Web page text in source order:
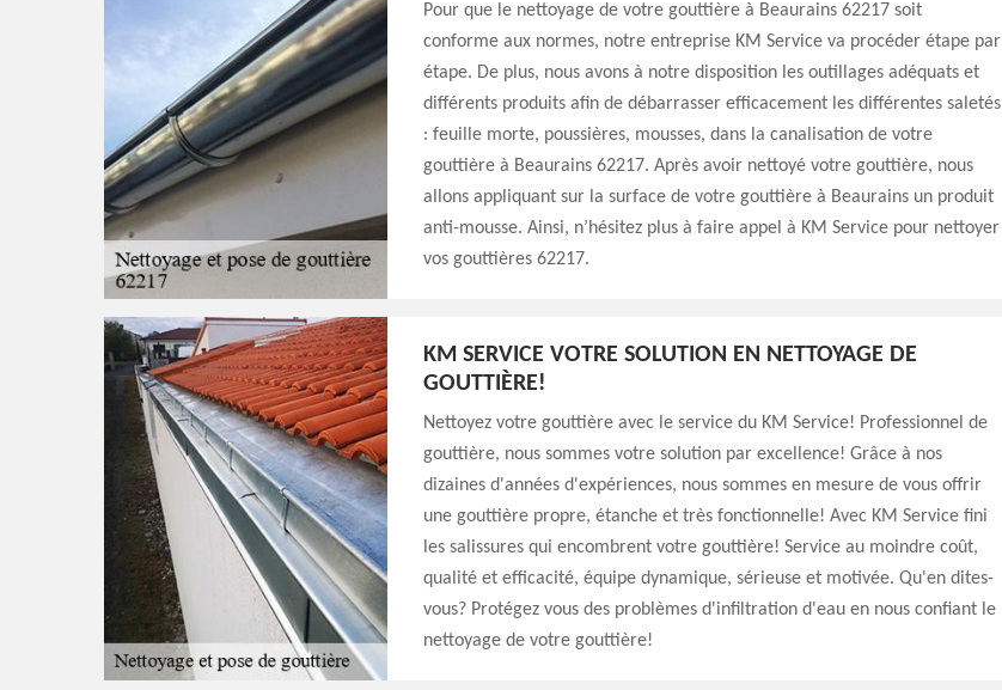
Pour que le nettoyage de votre gouttière à Beaurains 62217 soit
conforme aux normes, notre entreprise KM Service va procéder étape par
étape. De plus, nous avons à notre disposition les outillages adéquats et
différents produits afin de débarrasser efficacement les différentes saletés
: feuille morte, poussières, mousses, dans la canalisation de votre
gouttière à Beaurains 62217. Après avoir nettoyé votre gouttière, nous
allons appliquant sur la surface de votre gouttière à Beaurains un produit
anti-mousse. Ainsi, n’hésitez plus à faire appel à KM Service pour nettoyer
vos gouttières 62217.
KM SERVICE VOTRE SOLUTION EN NETTOYAGE DE
GOUTTIÈRE!
Nettoyez votre gouttière avec le service du KM Service! Professionnel de
gouttière, nous sommes votre solution par excellence! Grâce à nos
dizaines d'années d'expériences, nous sommes en mesure de vous offrir
une gouttière propre, étanche et très fonctionnelle! Avec KM Service fini
les salissures qui encombrent votre gouttière! Service au moindre coût,
qualité et efficacité, équipe dynamique, sérieuse et motivée. Qu'en dites-
vous? Protégez vous des problèmes d'infiltration d'eau en nous confiant le
nettoyage de votre gouttière!